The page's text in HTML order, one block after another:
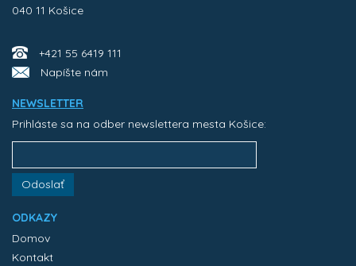
040 11 Košice
+421 55 6419 111
Napíšte nám
NEWSLETTER
Prihláste sa na odber newslettera mesta Košice:
Odoslať
ODKAZY
Domov
Kontakt